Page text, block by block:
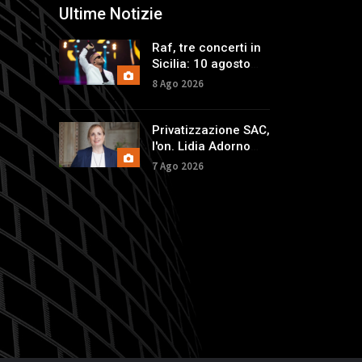
Ultime Notizie
Raf, tre concerti in
Sicilia: 10 agosto
Noto, 11 Palermo e
8 Ago 2026
Privatizzazione SAC,
l'on. Lidia Adorno
(M5S): "Gli aeroporti
siciliani sono
strategico"
7 Ago 2026